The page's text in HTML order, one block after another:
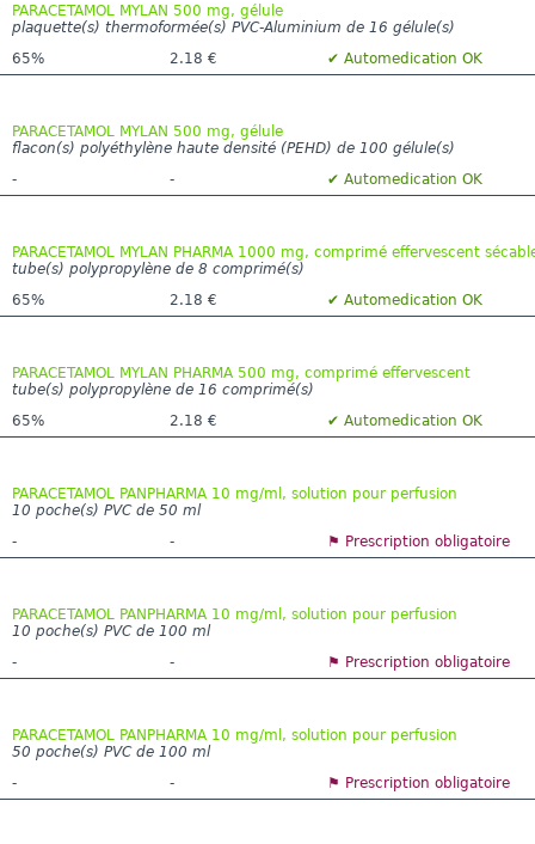
PARACETAMOL MYLAN 500 mg, gélule
plaquette(s) thermoformée(s) PVC-Aluminium de 16 gélule(s)
65%
2.18 € ✔ Automedication OK
PARACETAMOL MYLAN 500 mg, gélule
flacon(s) polyéthylène haute densité (PEHD) de 100 gélule(s)
-
- ✔ Automedication OK
PARACETAMOL MYLAN PHARMA 1000 mg, comprimé effervescent
tube(s) polypropylène de 8 comprimé(s)
65%
2.18 € ✔ Automedication OK
PARACETAMOL MYLAN PHARMA 500 mg, comprimé effervescent
tube(s) polypropylène de 16 comprimé(s)
65%
2.18 € ✔ Automedication OK
PARACETAMOL PANPHARMA 10 mg/ml, solution pour perfusion
10 poche(s) PVC de 50 ml
-
- ⚑ Prescription obligatoire
PARACETAMOL PANPHARMA 10 mg/ml, solution pour perfusion
10 poche(s) PVC de 100 ml
-
- ⚑ Prescription obligatoire
PARACETAMOL PANPHARMA 10 mg/ml, solution pour perfusion
50 poche(s) PVC de 100 ml
-
- ⚑ Prescription obligatoire